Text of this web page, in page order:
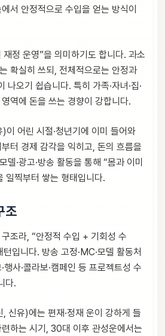
서 안정적으로 수입을 얻는 방식이
재정 운영”을 의미하기도 합니다. 과소
확실히 쓰되, 전체적으로는 안정과
나오기 쉽습니다. 특히 가족·자녀·집·
역에 돈을 쓰는 경향이 강합니다.
이 어린 시절·청년기에 이미 들어와
터 경제 감각을 익히고, 돈의 흐름을
델·광고·방송 활동을 통해 “몸과 이미
일찍부터 쌓는 형태입니다.
조
조라, “안정적 수입 + 기회성 수
입니다. 방송 고정·MC·모델 활동처
행사·콜라보·캠페인 등 프로젝트성 수
다.
신유)에는 편재·정재 운이 강하게 들
하는 시기, 30대 이후 관성운에서는